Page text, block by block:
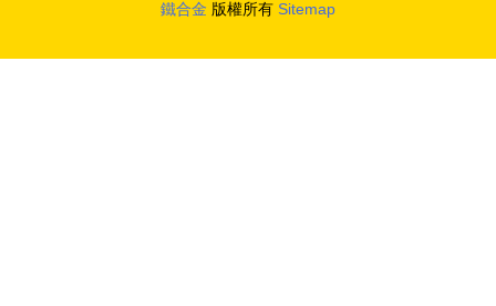
鐵合金 版權所有 Sitemap